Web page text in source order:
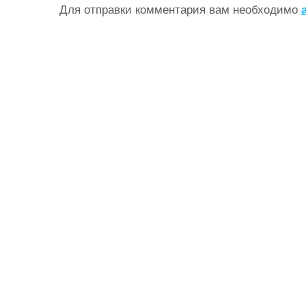
Для отправки комментария вам необходимо